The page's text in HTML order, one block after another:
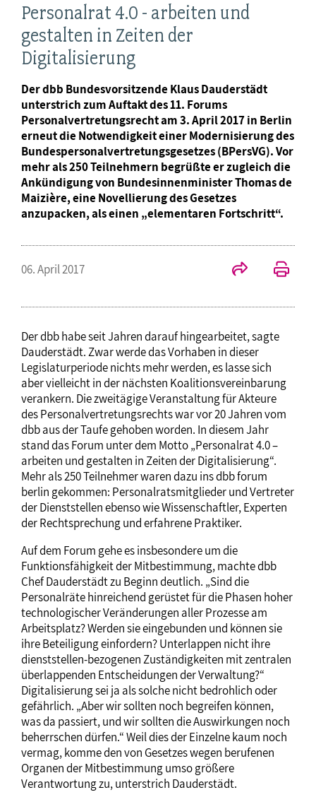
Personalrat 4.0 - arbeiten und
gestalten in Zeiten der
Digitalisierung
Der dbb Bundesvorsitzende Klaus Dauderstädt
unterstrich zum Auftakt des 11. Forums
Personalvertretungsrecht am 3. April 2017 in Berlin
erneut die Notwendigkeit einer Modernisierung des
Bundespersonalvertretungsgesetzes (BPersVG). Vor
mehr als 250 Teilnehmern begrüßte er zugleich die
Ankündigung von Bundesinnenminister Thomas de
Maizière, eine Novellierung des Gesetzes
anzupacken, als einen „elementaren Fortschritt“.
06. April 2017
Der dbb habe seit Jahren darauf hingearbeitet, sagte
Dauderstädt. Zwar werde das Vorhaben in dieser
Legislaturperiode nichts mehr werden, es lasse sich
aber vielleicht in der nächsten Koalitionsvereinbarung
verankern. Die zweitägige Veranstaltung für Akteure
des Personalvertretungsrechts war vor 20 Jahren vom
dbb aus der Taufe gehoben worden. In diesem Jahr
stand das Forum unter dem Motto „Personalrat 4.0 –
arbeiten und gestalten in Zeiten der Digitalisierung“.
Mehr als 250 Teilnehmer waren dazu ins dbb forum
berlin gekommen: Personalratsmitglieder und Vertreter
der Dienststellen ebenso wie Wissenschaftler, Experten
der Rechtsprechung und erfahrene Praktiker.
Auf dem Forum gehe es insbesondere um die
Funktionsfähigkeit der Mitbestimmung, machte dbb
Chef Dauderstädt zu Beginn deutlich. „Sind die
Personalräte hinreichend gerüstet für die Phasen hoher
technologischer Veränderungen aller Prozesse am
Arbeitsplatz? Werden sie eingebunden und können sie
ihre Beteiligung einfordern? Unterlappen nicht ihre
dienststellen-bezogenen Zuständigkeiten mit zentralen
überlappenden Entscheidungen der Verwaltung?“
Digitalisierung sei ja als solche nicht bedrohlich oder
gefährlich. „Aber wir sollten noch begreifen können,
was da passiert, und wir sollten die Auswirkungen noch
beherrschen dürfen.“ Weil dies der Einzelne kaum noch
vermag, komme den von Gesetzes wegen berufenen
Organen der Mitbestimmung umso größere
Verantwortung zu, unterstrich Dauderstädt.